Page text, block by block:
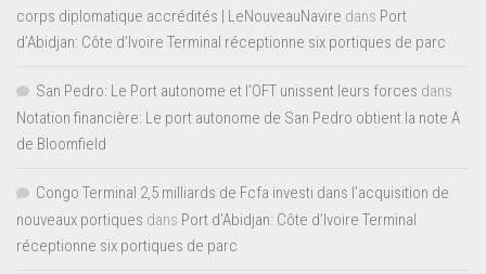
corps diplomatique accrédités | LeNouveauNavire dans Port
d’Abidjan: Côte d’Ivoire Terminal réceptionne six portiques de parc
San Pedro: Le Port autonome et l’OFT unissent leurs forces dans
Notation financière: Le port autonome de San Pedro obtient la note A
de Bloomfield
Congo Terminal 2,5 milliards de Fcfa investi dans l’acquisition de
nouveaux portiques dans Port d’Abidjan: Côte d’Ivoire Terminal
réceptionne six portiques de parc